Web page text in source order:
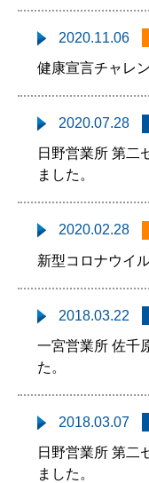
2020.11.06
健康宣言チャレ
2020.07.28
日野営業所 第二
ました。
2020.02.28
新型コロナウイ
2018.03.22
一宮営業所 佐千
た。
2018.03.07
日野営業所 第二
ました。